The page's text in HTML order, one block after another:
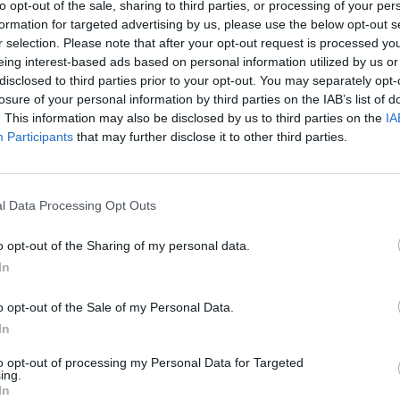
opt-out of the sale, sharing to third parties, or processing of your
for targeted advertising by us, please use the below opt-out
selection. Please note that after your opt-out request is processed
interest-based ads based on personal information utilized by us
to third parties prior to your opt-out. You may separately
of your personal information by third parties on the IAB’s list of
This information may also be disclosed by us to third parties on the
Participants that may further disclose it to other third parties.
Data Processing Opt Outs
opt-out of the Sharing of my personal data.
opt-out of the Sale of my Personal Data.
opt-out of processing my Personal Data for Targeted
Szövetségi Autópálya-felügyelete kiadta az
szabványokat meghatározó, úgynevezett
eszközök kézikönyvének (Manual on Uniform Traffic
A frissített változat új irányelveket tartalmaz a
elektromos járművek töltőállomásainak jelzésére
az Egyesült Államokban az útépítés egyik legfontosabb
vizsgálták felül. A MUTCD fontos szerepet játszik az
az egész országban, biztosítva, hogy a járművezetők
portfolio.hu hírarchívumához tartozik, melynek olvasása